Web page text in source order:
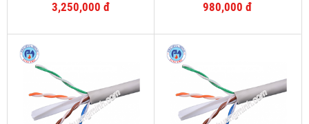
3,250,000 đ 980,000 đ